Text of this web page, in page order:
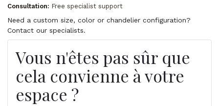
Consultation: Free specialist support
Need a custom size, color or chandelier configuration?
Contact our specialists.
Vous n'êtes pas sûr que
cela convienne à votre
espace ?